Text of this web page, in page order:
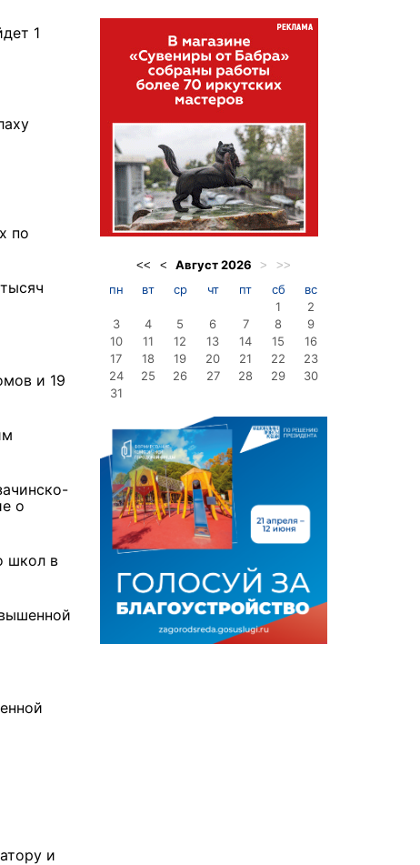
1
по
и 19
о
школ в
и
<< < Август2026 > >>
пн вт ср чт пт сб
вс
1
2
3
4 5 6 7 8
9
10
11 12 13 14 15
16
17
18 19 20 21 22
23
24
25 26 27 28 29
30
31